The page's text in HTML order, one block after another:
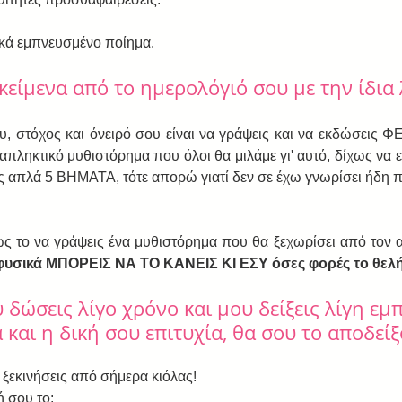
εμπνευσμένο ποίημα.
από το ημερολόγιό σου με την ίδια
στόχος και όνειρό σου είναι να γράψεις και να εκδώσεις
μυθιστόρημα που όλοι θα μιλάμε γι' αυτό, δίχως να
απλά 5 ΒΗΜΑΤΑ, τότε απορώ γιατί δεν σε έχω γνωρίσει ήδη
το να γράψεις ένα μυθιστόρημα που θα ξεχωρίσει από τον
φυσικά ΜΠΟΡΕΙΣ ΝΑ ΤΟ ΚΑΝΕΙΣ ΚΙ ΕΣΥ όσες φορές το
λίγο χρόνο και μου δείξεις λίγη
η δική σου επιτυχία, θα σου το
από σήμερα κιόλας!
σου το: